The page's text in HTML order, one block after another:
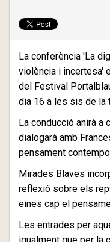
La conferència 'La
violència i incertesa'
del Festival
dia 16 a les sis de la
La conducció anirà a
dialogarà amb
pensament
Mirades Blaves
reflexió sobre els
eines cap el
Les entrades per